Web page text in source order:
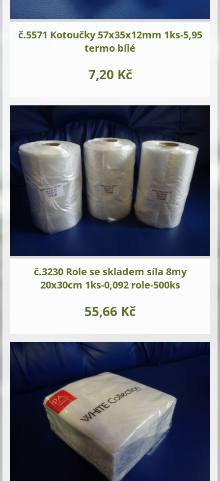
č.5571 Kotoučky 57x35x12mm 1ks-5,95
termo bílé
7,20 Kč
č.3230 Role se skladem síla 8my
20x30cm 1ks-0,092 role-500ks
55,66 Kč